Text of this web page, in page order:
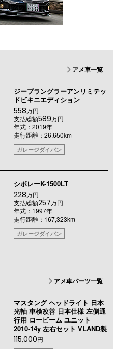
アメ車一覧
ジープラングラーアンリミテッ
ドビキニエディション
558万円
支払総額589万円
年式：2019年
走行距離：26,650km
ガレージダイバン
シボレーK-1500LT
228万円
支払総額257万円
年式：1997年
走行距離：167,323km
ガレージダイバン
アメ車パーツ一覧
マスタング ヘッドライト 日本
光軸 車検改善 日本仕様 左側通
行用 ロービーム ユニット
2010-14y 左右セット VLAND製
115,000円